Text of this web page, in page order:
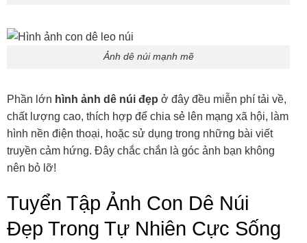
Ảnh dê núi mạnh mẽ
Phần lớn hình ảnh dê núi đẹp ở đây đều miễn phí tải về,
chất lượng cao, thích hợp để chia sẻ lên mạng xã hội, làm
hình nền điện thoại, hoặc sử dụng trong những bài viết
truyền cảm hứng. Đây chắc chắn là góc ảnh bạn không
nên bỏ lỡ!
Tuyển Tập Ảnh Con Dê Núi
Đẹp Trong Tự Nhiên Cực Sống